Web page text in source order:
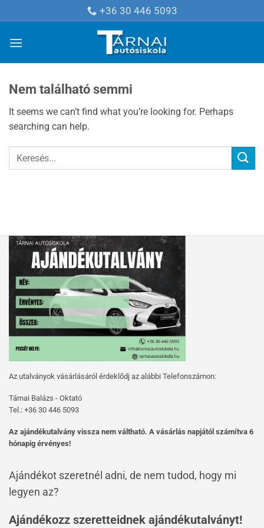
to
content
+36 30 446 5093
Nem található semmi
It seems we can’t find what you’re looking for. Perhaps
searching can help.
Az utalványok vásárlásáról érdeklődj az alábbi Telefonszámon:
Tárnai Balázs - Oktató
Tel.: +36 30 446 5093
Az ajándékutalvány vissza nem váltható. A vásárlás napjától számítva 6
hónapig érvényes!
Ajándékot szeretnél adni, de nem tudod, hogy mi
legyen az?
Ajándékozz szeretteidnek ajándékutalványt!